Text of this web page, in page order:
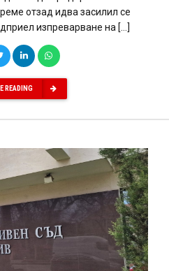
отзад идва засилил се
изпреварване на […]
READING